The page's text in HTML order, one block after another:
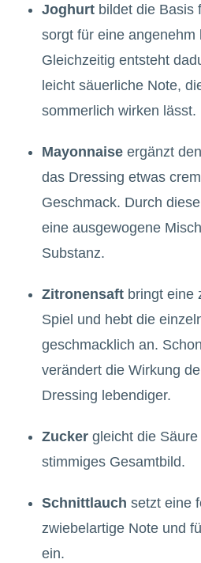
Joghurtbildet die Basis
sorgt für eine angenehm
Gleichzeitig entsteht
leicht säuerliche Note,
sommerlich wirken lässt.
Mayonnaiseergänzt
das Dressing etwas
Geschmack. Durch
eine ausgewogene
Substanz.
Zitronensaftbringt eine
Spiel und hebt die
geschmacklich an.
verändert die Wirkung
Dressing lebendiger.
Zuckergleicht die Säure
stimmiges Gesamtbild.
Schnittlauch setzt eine
zwiebelartige Note und
ein.